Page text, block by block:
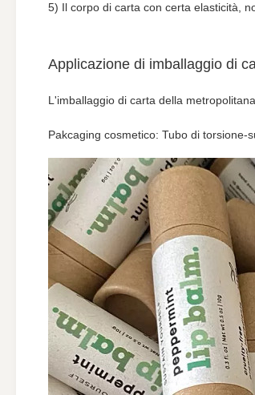
5) Il corpo di carta con certa elasticità,
Applicazione di imballaggio di
L'imballaggio di carta della
Pakcaging cosmetico: Tubo di